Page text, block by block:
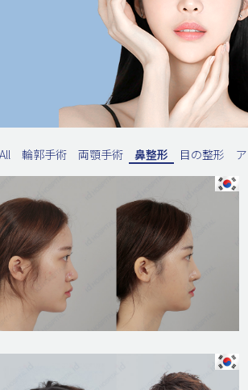
All 輪郭手術 両顎手術 鼻整形 目の整形